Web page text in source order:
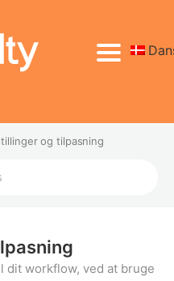
og tilpasning
workflow, ved at bruge